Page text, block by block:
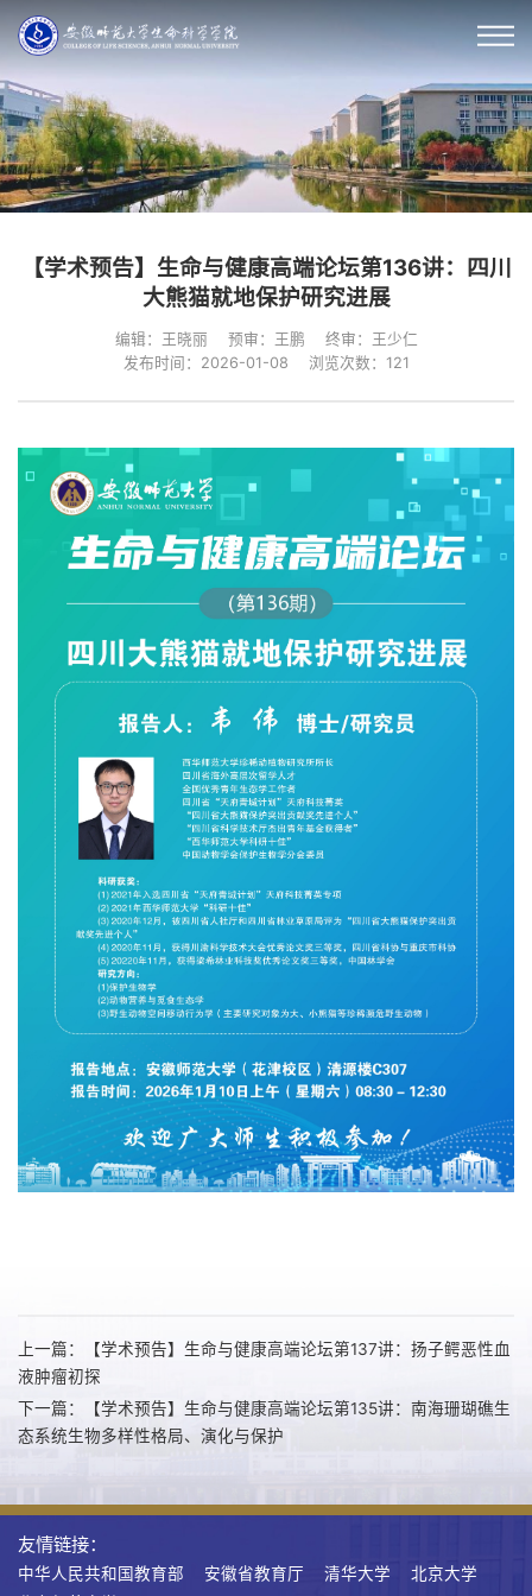
【学术预告】生命与健康高端论坛第136讲：四川
大熊猫就地保护研究进展
编辑：王晓丽 预审：王鹏
终审：王少仁
发布时间：2026-01-08
浏览次数： 121
上一篇：【学术预告】生命与健康高端论坛第137讲：扬子鳄恶性血
液肿瘤初探
下一篇：【学术预告】生命与健康高端论坛第135讲：南海珊瑚礁生
态系统生物多样性格局、演化与保护
友情链接：
中华人民共和国教育部 安徽省教育厅 清华大学
北京大学